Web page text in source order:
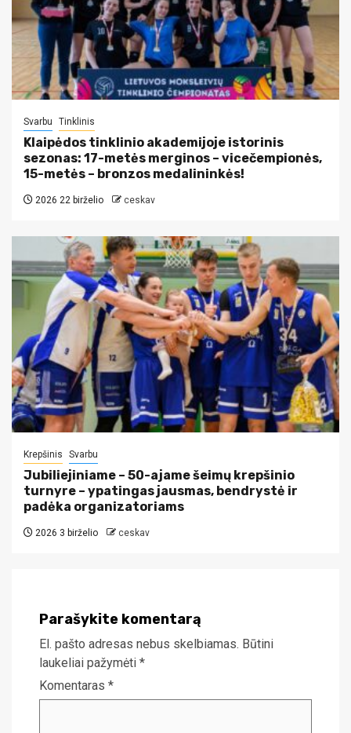
Svarbu Tinklinis
Klaipėdos tinklinio akademijoje istorinis
sezonas: 17-metės merginos – vicečempionės,
15-metės – bronzos medalininkės!
2026 22 birželio ceskav
Krepšinis Svarbu
Jubiliejiniame – 50-ajame šeimų krepšinio
turnyre – ypatingas jausmas, bendrystė ir
padėka organizatoriams
2026 3 birželio ceskav
Parašykite komentarą
El. pašto adresas nebus skelbiamas. Būtini
laukeliai pažymėti *
Komentaras *